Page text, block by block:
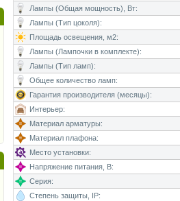
Лампы (Общая мощность), Вт:
Лампы (Тип цоколя):
Площадь освещения, м2:
Лампы (Лампочки в комплекте):
Лампы (Тип ламп):
Общее количество ламп:
Гарантия производителя (месяцы):
Интерьер:
Материал арматуры:
Материал плафона:
Место установки:
Напряжение питания, В:
Серия:
Степень защиты, IP: